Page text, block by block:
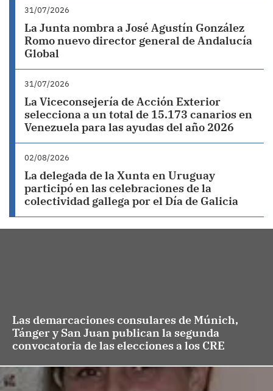
31/07/2026
La Junta nombra a José Agustín González
Romo nuevo director general de Andalucía
Global
31/07/2026
La Viceconsejería de Acción Exterior
selecciona a un total de 15.173 canarios en
Venezuela para las ayudas del año 2026
02/08/2026
La delegada de la Xunta en Uruguay
participó en las celebraciones de la
colectividad gallega por el Día de Galicia
Las demarcaciones consulares de Múnich,
Tánger y San Juan publican la segunda
convocatoria de las elecciones a los CRE